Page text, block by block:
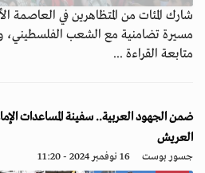
شارك المئات من المتظاهرين في العاصمة
مسيرة تضامنية مع الشعب الفلسطيني،
متابعة القراءة ...
ضمن الجهود العربية.. سفينة المساعدات
العريش
جسور بوست 16 نوفمبر 2024 - 11:20